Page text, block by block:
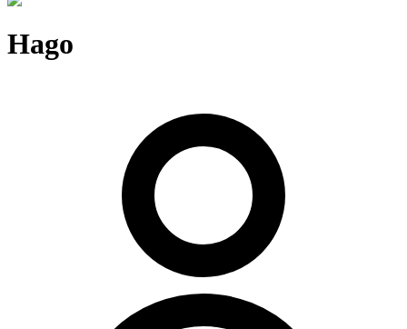
Hago